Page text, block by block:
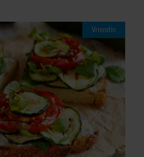
Vriendin